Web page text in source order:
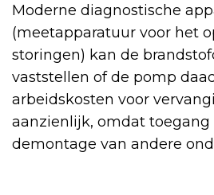
Moderne diagnostische
(meetapparatuur voor het
storingen) kan de
vaststellen of de pomp
arbeidskosten voor
aanzienlijk, omdat
demontage van andere